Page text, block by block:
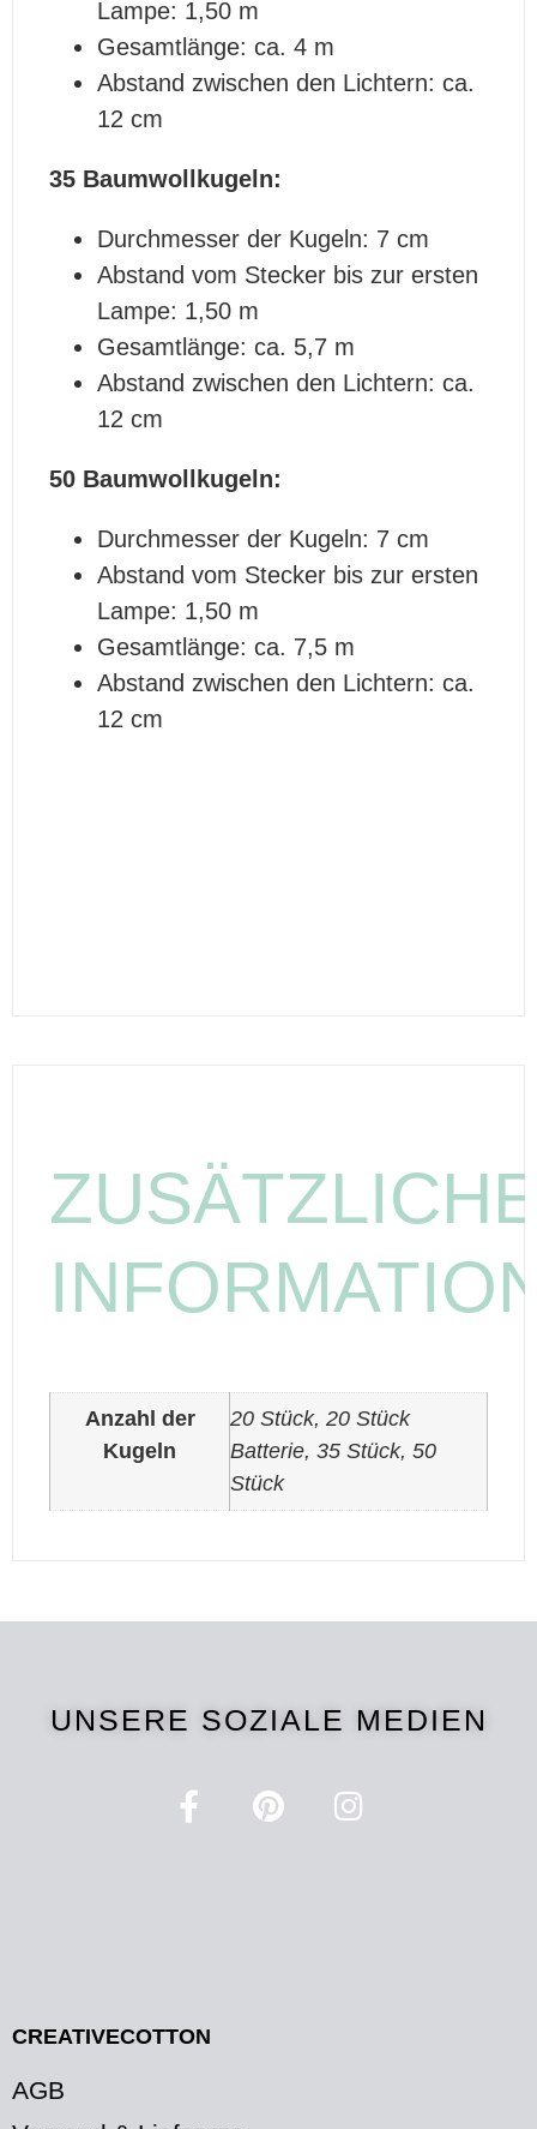
Lampe: 1,50 m
Gesamtlänge: ca. 4 m
Abstand zwischen den Lichtern: ca.
12 cm
35 Baumwollkugeln:
Durchmesser der Kugeln: 7 cm
Abstand vom Stecker bis zur ersten
Lampe: 1,50 m
Gesamtlänge: ca. 5,7 m
Abstand zwischen den Lichtern: ca.
12 cm
50 Baumwollkugeln:
Durchmesser der Kugeln: 7 cm
Abstand vom Stecker bis zur ersten
Lampe: 1,50 m
Gesamtlänge: ca. 7,5 m
Abstand zwischen den Lichtern: ca.
12 cm
Anzahl der
Kugeln
20 Stück, 20 Stück
Batterie, 35 Stück, 50
Stück
UNSERE SOZIALE MEDIEN
CREATIVECOTTON
AGB